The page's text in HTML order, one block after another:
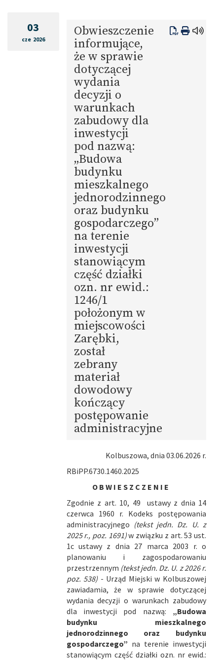
03
cze 2026
Obwieszczenie
informujące,
że w sprawie
dotyczącej
wydania
decyzji o
warunkach
zabudowy dla
inwestycji
pod nazwą:
„Budowa
budynku
mieszkalnego
jednorodzinnego
oraz budynku
gospodarczego”
na terenie
inwestycji
stanowiącym
część działki
ozn. nr ewid.:
1246/1
położonym w
miejscowości
Zarębki,
został
zebrany
materiał
dowodowy
kończący
postępowanie
administracyjne
Kolbuszowa, dnia 03.06.2026 r.
RBiPP.6730.1460.2025
O B W I E S Z C Z E N I E
Zgodnie z art. 10, 49 ustawy z dnia 14
czerwca 1960 r. Kodeks postępowania
administracyjnego (tekst jedn. Dz. U. z
2025 r., poz. 1691)w związku z art. 53 ust.
1c ustawy z dnia 27 marca 2003 r. o
planowaniu i zagospodarowaniu
przestrzennym (tekst jedn. Dz. U. z 2026 r.
poz. 538) - Urząd Miejski w Kolbuszowej
zawiadamia, że w sprawie dotyczącej
wydania decyzji o warunkach zabudowy
dla inwestycji pod nazwą: „Budowa
budynku mieszkalnego
jednorodzinnego oraz budynku
gospodarczego” na terenie inwestycji
stanowiącym część działki ozn. nr ewid.: